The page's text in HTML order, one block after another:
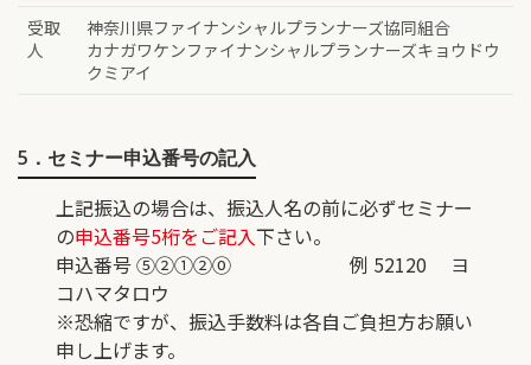
受取
人
神奈川県ファイナンシャルプランナーズ協同組合
カナガワケンファイナンシャルプランナーズキョウドウ
クミアイ
5．セミナー申込番号の記入
上記振込の場合は、振込人名の前に必ずセミナー
の申込番号5桁をご記入下さい。
申込番号 ⑤②①②⓪ 例 52120 ヨ
コハマタロウ
※恐縮ですが、振込手数料は各自ご負担方お願い
申し上げます。